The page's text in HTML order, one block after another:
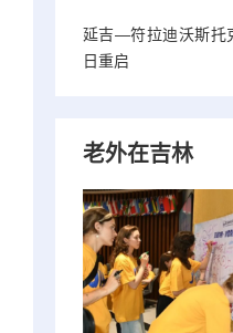
延吉—符拉迪沃斯托
日重启
老外在吉林